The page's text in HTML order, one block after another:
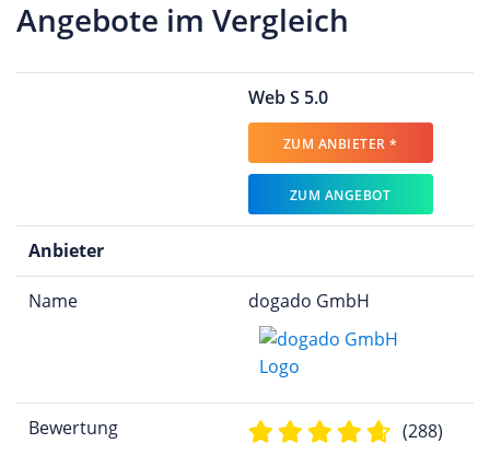
Angebote im Vergleich
Web S 5.0
ZUM ANBIETER *
ZUM ANGEBOT
Anbieter
Name dogado GmbH
Bewertung (288)